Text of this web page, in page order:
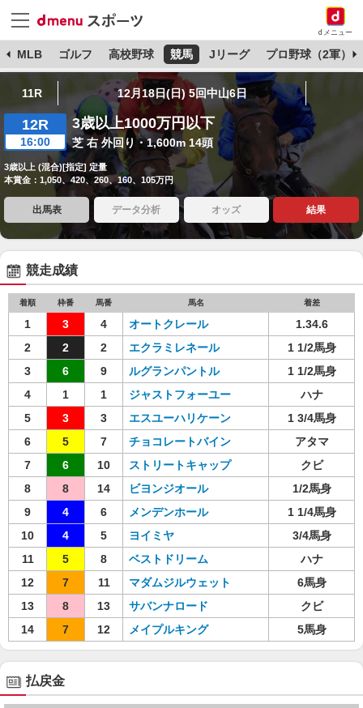
dメニュー
MLB ゴルフ 高校野球 競馬 Jリーグ プロ野球（2軍）
11R 12月18日(日) 5回中山6日
12R
16:00
3歳以上1000万円以下
芝 右 外回り・1,600m 14頭
3歳以上 (混合)[指定] 定量
本賞金：1,050、420、260、160、105万円
出馬表 データ分析 オッズ 結果
競走成績
着順 枠番 馬番 馬名 着差
1 3 4 オートクレール
1.34.6
2
2 2 エクラミレネール
1 1/2馬身
3
6 9 ルグランパントル
1 1/2馬身
4
1 1 ジャストフォーユー
ハナ
5
3 3 エスユーハリケーン
1 3/4馬身
6
5 7 チョコレートバイン
アタマ
7
6 10 ストリートキャップ
クビ
8
8 14 ビヨンジオール
1/2馬身
9
4 6 メンデンホール
1 1/4馬身
10
4 5 ヨイミヤ
3/4馬身
11
5 8 ベストドリーム
ハナ
12
7 11 マダムジルウェット
6馬身
13
8 13 サバンナロード
クビ
14
7 12 メイプルキング 5馬身
払戻金